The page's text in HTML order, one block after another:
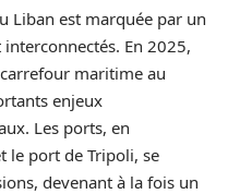
Liban est marquée par un
En 2025,
maritime au
enjeux
Les ports, en
le port de Tripoli, se
devenant à la fois un